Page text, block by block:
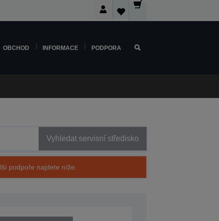
OBCHOD INFORMACE PODPORA
Vyhledat servisní středisko
podpoře najdete níže.